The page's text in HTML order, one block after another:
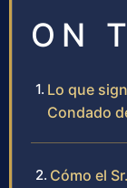
ON
Lo que
Condado
Cómo el